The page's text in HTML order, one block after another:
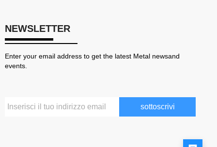
NEWSLETTER
Enter your email address to get the latest Metal newsand
events.
sottoscrivi